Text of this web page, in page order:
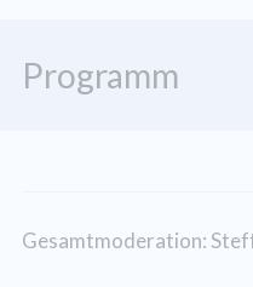
Programm
Gesamtmoderation: